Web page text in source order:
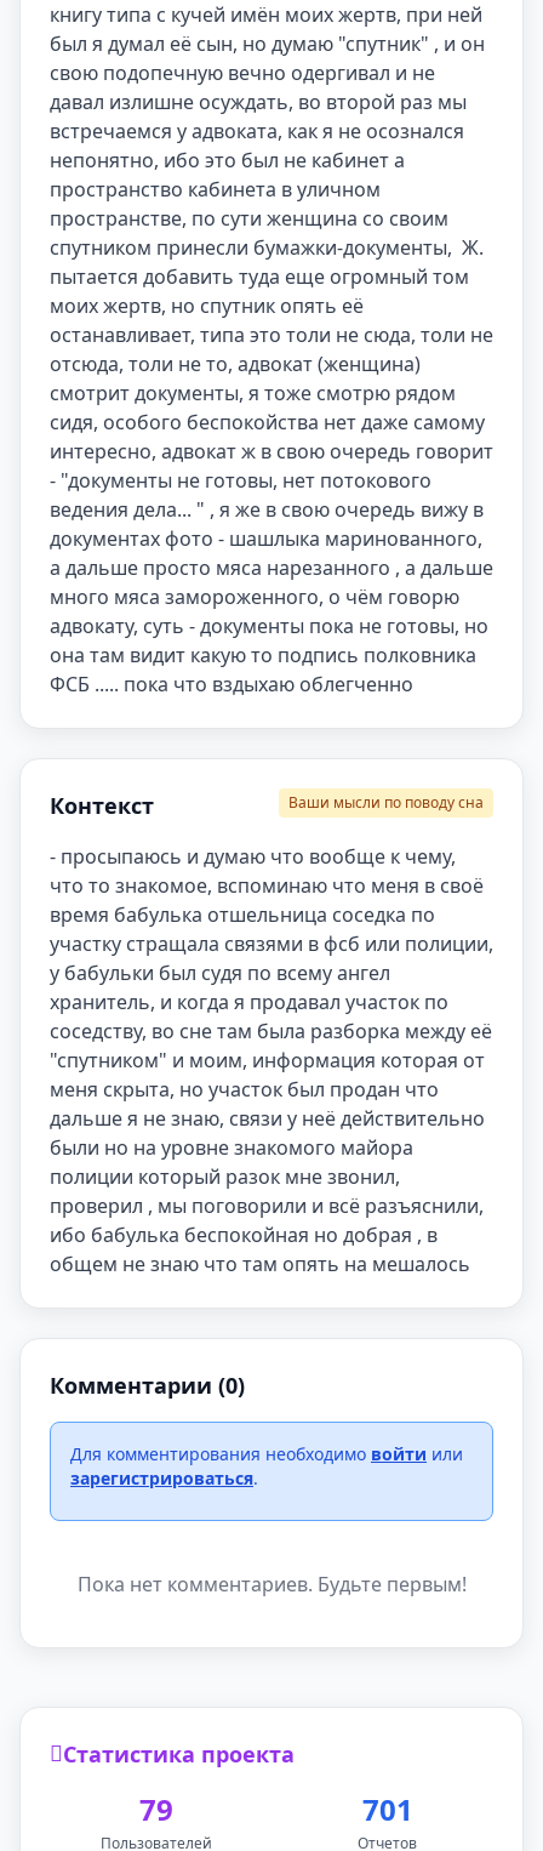
книгу типа с кучей имён моих жертв, при ней
был я думал её сын, но думаю "спутник" , и он
свою подопечную вечно одергивал и не
давал излишне осуждать, во второй раз мы
встречаемся у адвоката, как я не осознался
непонятно, ибо это был не кабинет а
пространство кабинета в уличном
пространстве, по сути женщина со своим
спутником принесли бумажки-документы,  Ж.
пытается добавить туда еще огромный том
моих жертв, но спутник опять её
останавливает, типа это толи не сюда, толи не
отсюда, толи не то, адвокат (женщина)
смотрит документы, я тоже смотрю рядом
сидя, особого беспокойства нет даже самому
интересно, адвокат ж в свою очередь говорит
- "документы не готовы, нет потокового
ведения дела... " , я же в свою очередь вижу в
документах фото - шашлыка маринованного,
а дальше просто мяса нарезанного , а дальше
много мяса замороженного, о чём говорю
адвокату, суть - документы пока не готовы, но
она там видит какую то подпись полковника
ФСБ ..... пока что вздыхаю облегченно
Контекст Ваши мысли по поводу сна
- просыпаюсь и думаю что вообще к чему,
что то знакомое, вспоминаю что меня в своё
время бабулька отшельница соседка по
участку стращала связями в фсб или полиции,
у бабульки был судя по всему ангел
хранитель, и когда я продавал участок по
соседству, во сне там была разборка между её
"спутником" и моим, информация которая от
меня скрыта, но участок был продан что
дальше я не знаю, связи у неё действительно
были но на уровне знакомого майора
полиции который разок мне звонил,
проверил , мы поговорили и всё разъяснили,
ибо бабулька беспокойная но добрая , в
общем не знаю что там опять на мешалось
Комментарии (0)
Для комментирования необходимо войти или
зарегистрироваться.
Пока нет комментариев. Будьте первым!
Статистика проекта
79
Пользователей
701
Отчетов